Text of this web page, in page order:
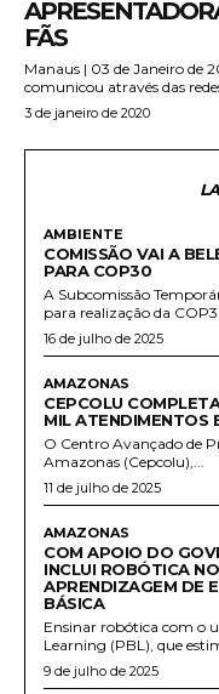
FÃS
Manaus | 03 de Janeiro de 2020
comunicou através das
3 de janeiro de 2020
AMBIENTE
COMISSÃO VAI A
PARA COP30
A Subcomissão
para realização da
16 de julho de 2025
AMAZONAS
CEPCOLU
MIL ATENDIMENTOS
O Centro Avançado de
Amazonas (Cepcolu),...
11 de julho de 2025
AMAZONAS
COM APOIO DO
INCLUI ROBÓTICA
APRENDIZAGEM DE
BÁSICA
Ensinar robótica com o
Learning (PBL), que
9 de julho de 2025